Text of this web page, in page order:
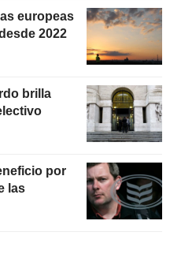
europeas
2022
brilla
por
las